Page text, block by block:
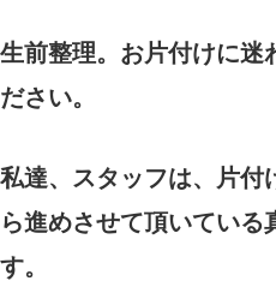
生前整理。お片付けに迷
ださい。
私達、スタッフは、片付
ら進めさせて頂いてい
す。